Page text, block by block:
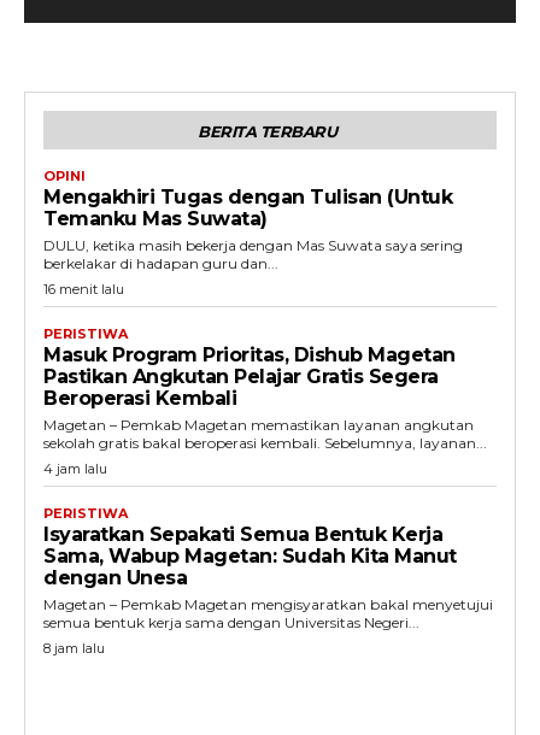
BERITA TERBARU
OPINI
Mengakhiri Tugas dengan Tulisan (Untuk
Temanku Mas Suwata)
DULU, ketika masih bekerja dengan Mas Suwata saya sering
berkelakar di hadapan guru dan...
16 menit lalu
PERISTIWA
Masuk Program Prioritas, Dishub Magetan
Pastikan Angkutan Pelajar Gratis Segera
Beroperasi Kembali
Magetan – Pemkab Magetan memastikan layanan angkutan
sekolah gratis bakal beroperasi kembali. Sebelumnya, layanan...
4 jam lalu
PERISTIWA
Isyaratkan Sepakati Semua Bentuk Kerja
Sama, Wabup Magetan: Sudah Kita Manut
dengan Unesa
Magetan – Pemkab Magetan mengisyaratkan bakal menyetujui
semua bentuk kerja sama dengan Universitas Negeri...
8 jam lalu